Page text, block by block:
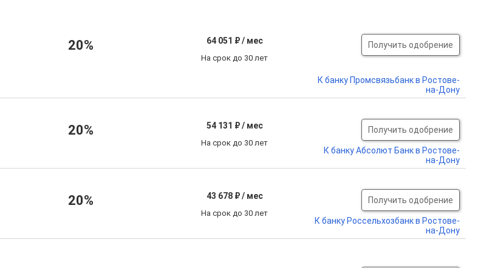
20% 64 051 ₽ / мес
На срок до 30 лет
Получить одобрение
К банку Промсвязьбанк в Ростове-
на-Дону
20% 54 131 ₽ / мес
На срок до 30 лет
Получить одобрение
К банку Абсолют Банк в Ростове-
на-Дону
20% 43 678 ₽ / мес
На срок до 30 лет
Получить одобрение
К банку Россельхозбанк в Ростове-
на-Дону